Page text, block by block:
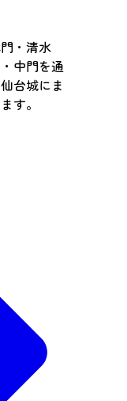
・清水
中門を通
台城にま
す。